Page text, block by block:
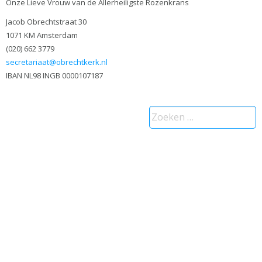
Onze Lieve Vrouw van de Allerheiligste Rozenkrans
Jacob Obrechtstraat 30
1071 KM Amsterdam
(020) 662 3779
secretariaat@obrechtkerk.nl
IBAN NL98 INGB 0000107187
Zoeken
naar: